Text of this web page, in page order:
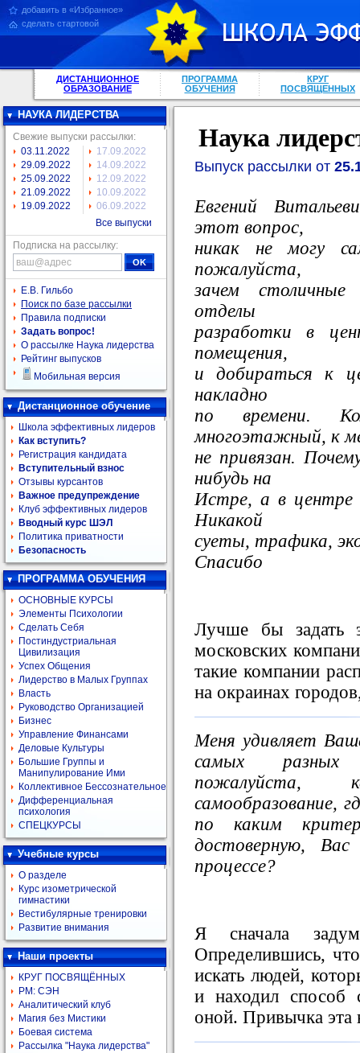
добавить в «Избранное»
сделать стартовой
ДИСТАНЦИОННОЕ
ОБРАЗОВАНИЕ
ПРОГРАММА
ОБУЧЕНИЯ
КРУГ
ПОСВЯЩЕННЫХ
НАУКА ЛИДЕРСТВА
Свежие выпуски рассылки:
03.11.2022
29.09.2022
25.09.2022
21.09.2022
19.09.2022
17.09.2022
14.09.2022
12.09.2022
10.09.2022
06.09.2022
Все выпуски
Подписка на рассылку:
Е.В. Гильбо
Поиск по базе рассылки
Правила подписки
Задать вопрос!
О рассылке Наука лидерства
Рейтинг выпусков
Мобильная версия
Дистанционное обучение
Школа эффективных лидеров
Как вступить?
Регистрация кандидата
Вступительный взнос
Отзывы курсантов
Важное предупреждение
Клуб эффективных лидеров
Вводный курс ШЭЛ
Политика приватности
Безопасность
ПРОГРАММА ОБУЧЕНИЯ
ОСНОВНЫЕ КУРСЫ
Элементы Психологии
Сделать Себя
Постиндустриальная
Цивилизация
Успех Общения
Лидерство в Малых Группах
Власть
Руководство Организацией
Бизнес
Управление Финансами
Деловые Культуры
Большие Группы и
Манипулирование Ими
Коллективное Бессознательное
Дифференциальная
психология
СПЕЦКУРСЫ
Учебные курсы
О разделе
Курс изометрической
гимнастики
Вестибулярные тренировки
Развитие внимания
Наши проекты
КРУГ ПОСВЯЩЁННЫХ
РМ: СЭН
Аналитический клуб
Магия без Мистики
Боевая система
Рассылка "Наука лидерства"
Наука
Выпуск рассылки от
Евгений
этот вопрос,
никак не могу
пожалуйста,
зачем
отделы
разработки в
помещения,
и добираться к
накладно
по времени.
многоэтажный, к
не привязан.
нибудь на
Истре, а в центре
Никакой
суеты, трафика,
Спасибо
Лучше бы задать
московских
такие компании
на окраинах
Меня удивляет
самых разных
пожалуйста,
самообразование,
по каким
достоверную,
процессе?
Я сначала
Определившись,
искать людей,
и находил способ
оной. Привычка эта